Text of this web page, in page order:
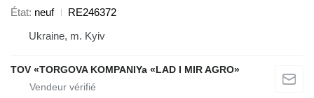
État neuf
RE246372
Ukraine, m. Kyiv
TOV «TORGOVA KOMPANIYa «LAD I MIR AGRO»